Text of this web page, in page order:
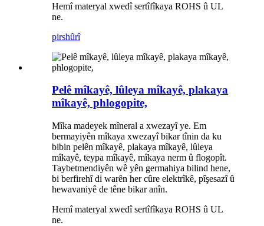
Hemî materyal xwedî sertîfîkaya ROHS û UL
ne.
pirshûrî
Pelê mîkayê, lûleya mîkayê, plakaya
mîkayê, phlogopite,
Mîka madeyek mîneral a xwezayî ye. Em
bermayiyên mîkaya xwezayî bikar tînin da ku
bibin pelên mîkayê, plakaya mîkayê, lûleya
mîkayê, teypa mîkayê, mîkaya nerm û flogopît.
Taybetmendiyên wê yên germahiya bilind hene,
bi berfirehî di warên her cûre elektrîkê, pîşesazî û
hewavaniyê de têne bikar anîn.
Hemî materyal xwedî sertîfîkaya ROHS û UL
ne.